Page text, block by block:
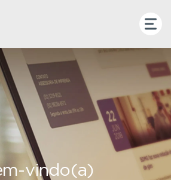
vindo(a)